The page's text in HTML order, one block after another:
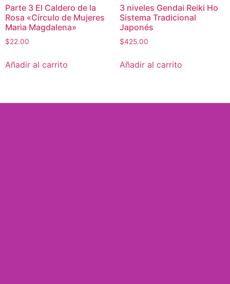
Parte 3 El Caldero de la
Rosa «Círculo de Mujeres
Marìa Magdalena»
$22.00
Añadir al carrito
3 niveles Gendai Reiki Ho
Sistema Tradicional
Japonés
$425.00
Añadir al carrito